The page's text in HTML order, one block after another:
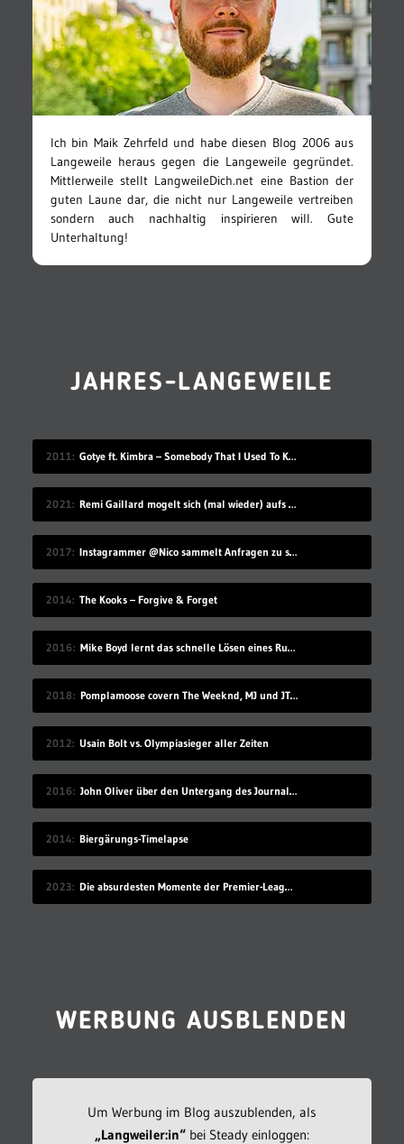
Ich bin Maik Zehrfeld und habe diesen Blog 2006 aus
Langeweile heraus gegen die Langeweile gegründet.
Mittlerweile stellt LangweileDich.net eine Bastion der
guten Laune dar, die nicht nur Langeweile vertreiben
sondern auch nachhaltig inspirieren will. Gute
Unterhaltung!
JAHRES-LANGEWEILE
2011 Gotye ft. Kimbra – Somebody That I Used To Know
2021 Remi Gaillard mogelt sich (mal wieder) aufs Volleyball-Mannschaftsfoto
2017 Instagrammer @Nico sammelt Anfragen zu seinem Benutzernamen
2014 The Kooks – Forgive & Forget
2016 Mike Boyd lernt das schnelle Lösen eines Rubik’s Cube
2018 Pomplamoose covern The Weeknd, MJ und JT in sehr schönem Mashup
2012 Usain Bolt vs. Olympiasieger aller Zeiten
2016 John Oliver über den Untergang des Journalismus
2014 Biergärungs-Timelapse
2023 Die absurdesten Momente der Premier-League-Saison 22/23
WERBUNG AUSBLENDEN
Um Werbung im Blog auszublenden, als
„Langweiler:in“bei Steady einloggen: